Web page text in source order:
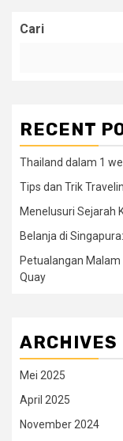
Cari
RECENT
Thailand dalam 1
Tips dan Trik
Menelusuri Sejarah
Belanja di
Petualangan
Quay
ARCHIVES
Mei 2025
April 2025
November 2024